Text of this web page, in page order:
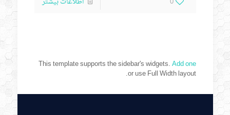
This template supports the sidebar's widgets.Add one
or use Full Width layout.